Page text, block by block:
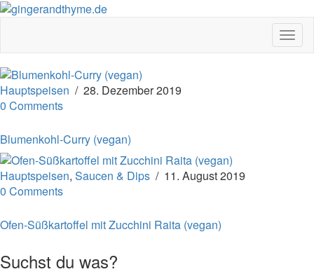
Hauptspeisen / 28. Dezember 2019
0 Comments
Blumenkohl-Curry (vegan)
Hauptspeisen, Saucen & Dips / 11. August 2019
0 Comments
Ofen-Süßkartoffel mit Zucchini Raita (vegan)
Suchst du was?